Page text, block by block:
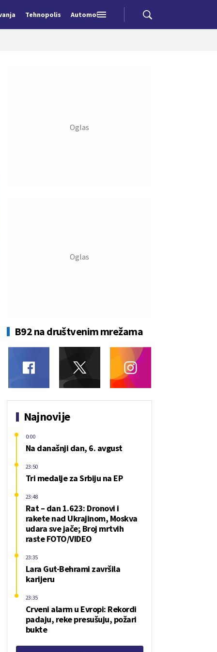
Tehnopolis Automobili
B92 na društvenim mrežama
Najnovije
Na današnji dan, 6. avgust
0:00
Tri medalje za Srbiju na EP
23:50
Rat – dan 1.623: Dronovi i
rakete nad Ukrajinom, Moskva
udara sve jače; Broj mrtvih
raste FOTO/VIDEO
23:48
Lara Gut-Behrami završila
karijeru
23:35
Crveni alarm u Evropi: Rekordi
padaju, reke presušuju, požari
bukte
23:35